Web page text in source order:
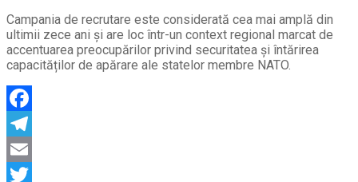
Campania de recrutare este considerată cea mai amplă din
ultimii zece ani și are loc într-un context regional marcat de
accentuarea preocupărilor privind securitatea și întărirea
capacităților de apărare ale statelor membre NATO.